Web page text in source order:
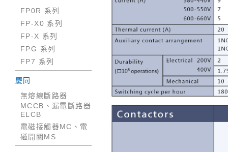
FP0R 系列
FP-X0 系列
FP-X 系列
FPG 系列
FP7 系列
慶同
無熔線斷路器
MCCB、漏電斷路器
ELCB
電磁接觸器MC、電
磁開關MS